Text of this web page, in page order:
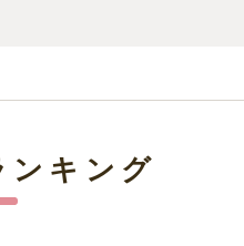
ンキング